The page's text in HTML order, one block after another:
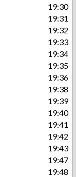
19:30
19:31
19:32
19:33
19:34
19:35
19:36
19:38
19:39
19:40
19:41
19:42
19:43
19:47
19:48